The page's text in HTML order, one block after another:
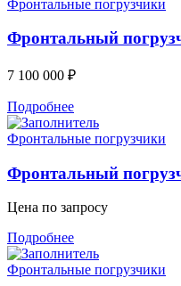
Фронтальные погрузчики
Фронтальный
7 100 000 ₽
Подробнее
Фронтальные погрузчики
Фронтальный
Цена по запросу
Подробнее
Фронтальные погрузчики